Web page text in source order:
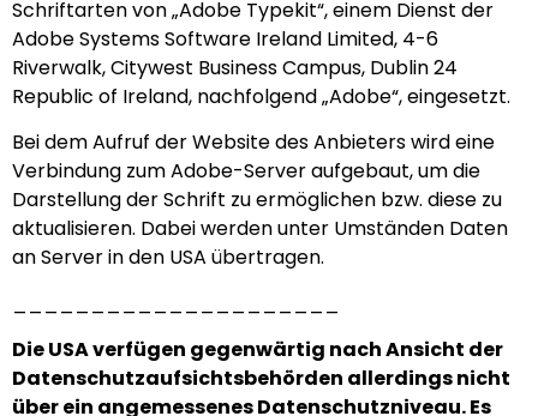
Schriftarten von „Adobe Typekit“, einem Dienst der
Adobe Systems Software Ireland Limited, 4-6
Riverwalk, Citywest Business Campus, Dublin 24
Republic of Ireland, nachfolgend „Adobe“, eingesetzt.
Bei dem Aufruf der Website des Anbieters wird eine
Verbindung zum Adobe-Server aufgebaut, um die
Darstellung der Schrift zu ermöglichen bzw. diese zu
aktualisieren. Dabei werden unter Umständen Daten
an Server in den USA übertragen.
Die USA verfügen gegenwärtig nach Ansicht der
Datenschutzaufsichtsbehörden allerdings nicht
über ein angemessenes Datenschutzniveau. Es